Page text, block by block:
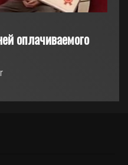
оплачиваемого